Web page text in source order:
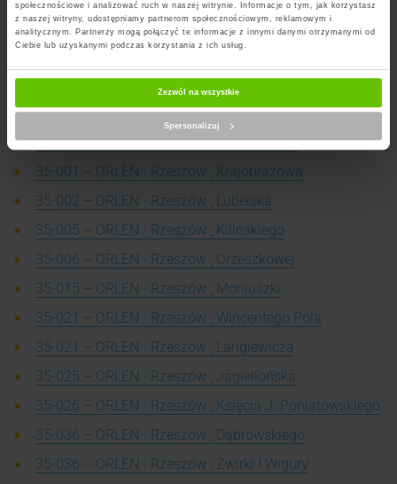
społecznościowe i analizować ruch w naszej witrynie. Informacje o tym, jak korzystasz
z naszej witryny, udostępniamy partnerom społecznościowym, reklamowym i
analitycznym. Partnerzy mogą połączyć te informacje z innymi danymi otrzymanymi od
Ciebie lub uzyskanymi podczas korzystania z ich usług.
Zezwól na wszystkie
Spersonalizuj
35-001 – ORLEN - Rzeszów , Romańczuka
35-001 – ORLEN - Rzeszów , Piłsudskiego
35-001 – ORLEN - Rzeszów , Leszka Czarnego
35-001 – ORLEN - Rzeszów , Podkarpacka
35-001 – ORLEN - Rzeszów , Krajobrazowa
35-002 – ORLEN - Rzeszów , Lubelska
35-005 – ORLEN - Rzeszów , Kilińskiego
35-006 – ORLEN - Rzeszów , Orzeszkowej
35-015 – ORLEN - Rzeszów , Moniuszki
35-021 – ORLEN - Rzeszów , Wincentego Pola
35-021 – ORLEN - Rzeszów , Langiewicza
35-025 – ORLEN - Rzeszów , Jagiellońska
35-026 – ORLEN - Rzeszów , Księcia J. Poniatowskiego
35-036 – ORLEN - Rzeszów , Dąbrowskiego
35-036 – ORLEN - Rzeszów , Żwirki I Wigury